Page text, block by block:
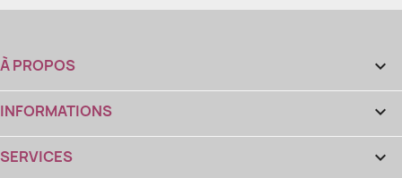
À PROPOS 
INFORMATIONS 
SERVICES 